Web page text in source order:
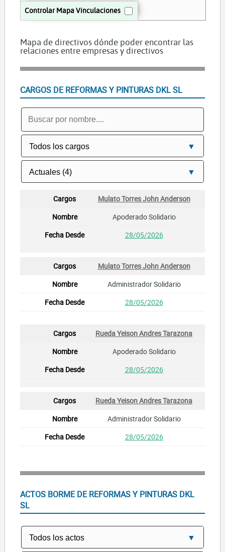
Controlar Mapa Vinculaciones
Mapa de directivos dónde poder encontrar las
relaciones entre empresas y directivos
CARGOS DE REFORMAS Y PINTURAS DKL SL
Mulato Torres John Anderson
Apoderado Solidario
28/05/2026
Mulato Torres John Anderson
Administrador Solidario
28/05/2026
Rueda Yeison Andres Tarazona
Apoderado Solidario
28/05/2026
Rueda Yeison Andres Tarazona
Administrador Solidario
28/05/2026
ACTOS BORME DE REFORMAS Y PINTURAS DKL
SL